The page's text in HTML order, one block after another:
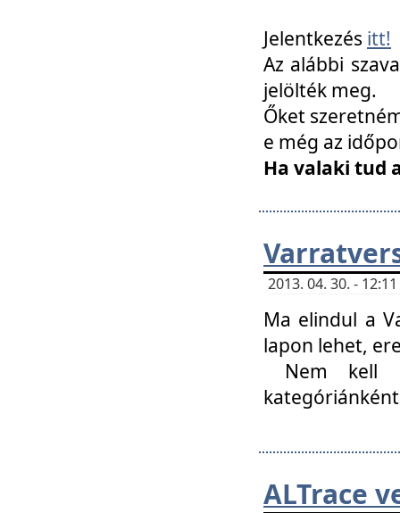
Jelentkezés itt!
Az alábbi
jelölték meg.
Őket
e még az
Ha valaki tud
2013. 04. 30. -
Ma elindul a
lapon lehet,
Nem kell
ALTrace